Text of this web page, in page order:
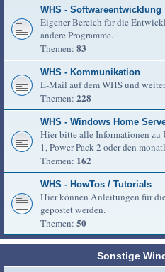
WHS - Softwareentwicklung
Eigener Bereich für die
andere Programme.
Themen: 83
WHS - Kommunikation
E-Mail auf dem WHS und
Themen: 228
WHS - Windows Home
Hier bitte alle Informationen zu
1, Power Pack 2 oder den
Themen: 162
WHS - HowTos / Tutorials
Hier können Anleitungen für
gepostet werden.
Themen: 50
Sonstige